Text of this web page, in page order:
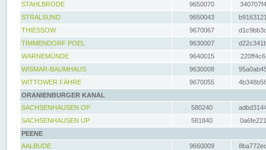
STAHLBRODE
9650070
STRALSUND
9650043
THIESSOW
9670067
TIMMENDORF POEL
9630007
WARNEMÜNDE
9640015
WISMAR-BAUMHAUS
9630008
WITTOWER FÄHRE
9670055
ORANIENBURGER KANAL
SACHSENHAUSEN OP
580240
SACHSENHAUSEN UP
581840
PEENE
AALBUDE
9660009